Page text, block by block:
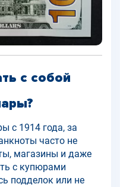
с собой
с 1914 года, за
часто не
магазины и даже
с купюрами
подделок или не